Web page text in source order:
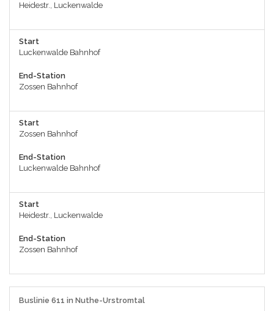
Heidestr., Luckenwalde
Start
Luckenwalde Bahnhof
End-Station
Zossen Bahnhof
Start
Zossen Bahnhof
End-Station
Luckenwalde Bahnhof
Start
Heidestr., Luckenwalde
End-Station
Zossen Bahnhof
Buslinie 611 in Nuthe-Urstromtal